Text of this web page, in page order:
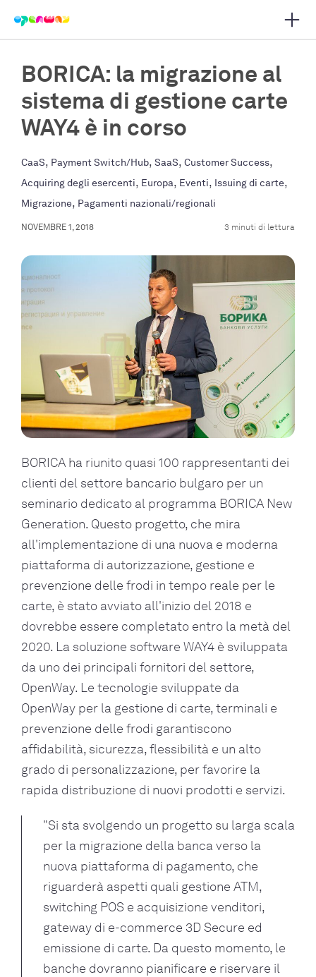
Apri
navigazione principale
BORICA: la migrazione al
sistema di gestione carte
WAY4 è in corso
CaaS, Payment Switch/Hub, SaaS, Customer Success,
Acquiring degli esercenti, Europa, Eventi, Issuing di carte,
Migrazione, Pagamenti nazionali/regionali
NOVEMBRE 1, 2018 3 minuti di lettura
BORICA ha riunito quasi 100 rappresentanti dei
clienti del settore bancario bulgaro per un
seminario dedicato al programma BORICA New
Generation. Questo progetto, che mira
all'implementazione di una nuova e moderna
piattaforma di autorizzazione, gestione e
prevenzione delle frodi in tempo reale per le
carte, è stato avviato all'inizio del 2018 e
dovrebbe essere completato entro la metà del
2020. La soluzione software WAY4 è sviluppata
da uno dei principali fornitori del settore,
OpenWay. Le tecnologie sviluppate da
OpenWay per la gestione di carte, terminali e
prevenzione delle frodi garantiscono
affidabilità, sicurezza, flessibilità e un alto
grado di personalizzazione, per favorire la
rapida distribuzione di nuovi prodotti e servizi.
"Si sta svolgendo un progetto su larga scala
per la migrazione della banca verso la
nuova piattaforma di pagamento, che
riguarderà aspetti quali gestione ATM,
switching POS e acquisizione venditori,
gateway di e-commerce 3D Secure ed
emissione di carte. Da questo momento, le
banche dovranno pianificare e riservare il